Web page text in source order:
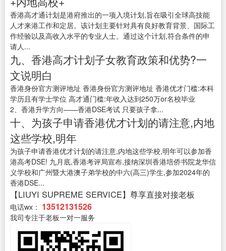
香港高才通计划是港府推出的一项入境计划,旨在吸引全球高技能
人才来港工作和定居。该计划主要针对具有良好教育背景、国际工
作经验以及高收入水平的专业人士。通过这个计划,符合条件的申
请人...
九、香港高才计划子女教育政策和优势?一
文说明白
香港身份官方测评地址 香港身份官方测评地址 香港优才门槛:本科
学历且有学士学位 高才通门槛:年收入达到250万or名校毕业
2、香港升学方向——香港DSE考试 只要孩子拿...
十、为孩子申请香港优才计划的请注意,内地
这些学校,明年
为孩子申请香港优才计划的请注意,内地这些学校,明年可以参加香
港高考DSE! 九月底,香港考评局宣布,接纳深圳香港培侨书院龙华信
义学校和广州暨大港澳子弟学校的中六(高三)学生,参加2024年的
香港DSE...
【LIUYI SUPREME SERVICE】尊享直接对接老板
电话wx： 13512131526
我司专注于老板一对一服务